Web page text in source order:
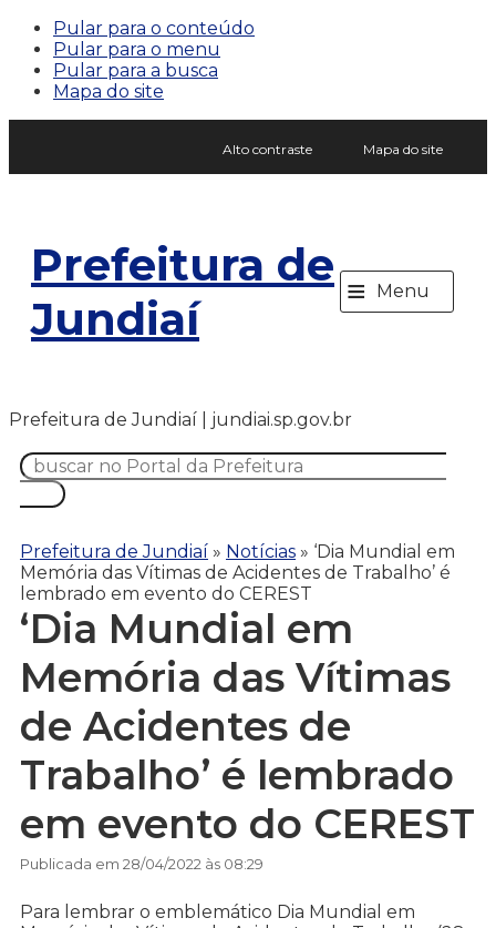
Pular para o conteúdo
Pular para o menu
Pular para a busca
Mapa do site
Alto contraste Mapa do site
Prefeitura de
Jundiaí
≡ Menu
Prefeitura de Jundiaí | jundiai.sp.gov.br
Prefeitura de Jundiaí » Notícias » ‘Dia Mundial em
Memória das Vítimas de Acidentes de Trabalho’ é
lembrado em evento do CEREST
‘Dia Mundial em
Memória das Vítimas
de Acidentes de
Trabalho’ é lembrado
em evento do CEREST
Publicada em 28/04/2022 às 08:29
Para lembrar o emblemático Dia Mundial em